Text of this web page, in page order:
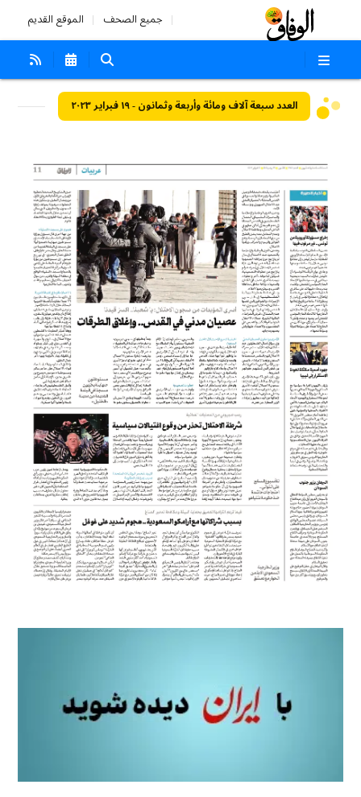
جميع الصحف الموقع القديم
العدد سبعة آلاف ومائة وأربعة وثمانون - ١٩ فبراير ٢٠٢٣